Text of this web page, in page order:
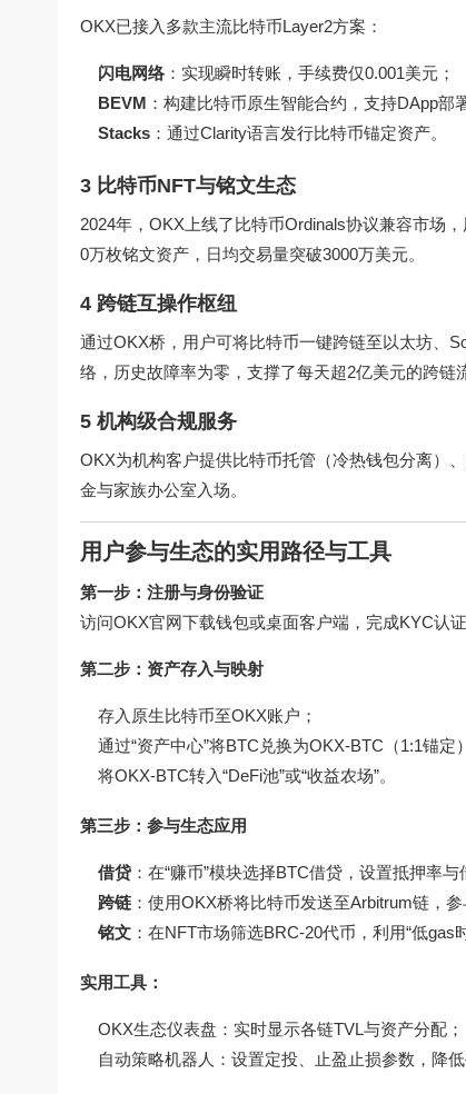
OKX已接入多款主流比特币Layer2方案：
闪电网络：实现瞬时转账，手续费仅0.001美元；
BEVM ：构建比特币原生智能合约，支持DApp部
Stacks ：通过Clarity语言发行比特币锚定资产。
3 比特币NFT与铭文生态
2024年，OKX上线了比特币Ordinals协议兼容市场
0万枚铭文资产，日均交易量突破3000万美元。
4 跨链互操作枢纽
通过OKX桥，用户可将比特币一键跨链至以太坊、
络，历史故障率为零，支撑了每天超2亿美元的跨链
5 机构级合规服务
OKX为机构客户提供比特币托管（冷热钱包分离）
金与家族办公室入场。
用户参与生态的实用路径与工具
第一步：注册与身份验证
访问OKX官网下载钱包或桌面客户端，完成KYC认
第二步：资产存入与映射
存入原生比特币至OKX账户；
通过“资产中心”将BTC兑换为OKX-BTC（1:1锚定
将OKX-BTC转入“DeFi池”或“收益农场”。
第三步：参与生态应用
借贷 ：在“赚币”模块选择BTC借贷，设置抵押率与
跨链 ：使用OKX桥将比特币发送至Arbitrum链，参
铭文 ：在NFT市场筛选BRC-20代币，利用“低gas
实用工具：
OKX生态仪表盘：实时显示各链TVL与资产分配；
自动策略机器人：设置定投、止盈止损参数，降低